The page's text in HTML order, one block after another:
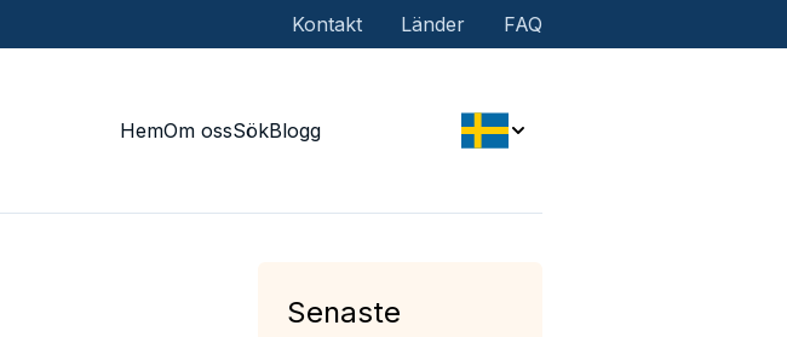
Kontakt Länder FAQ
HemOm ossSökBlogg
Senaste